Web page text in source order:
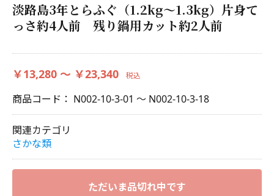
淡路島3年とらふぐ（1.2kg～1.3kg）片身て
っさ約4人前 残り鍋用カット約2人前
￥13,280 ～ ￥23,340 税込
商品コード： N002-10-3-01 ～ N002-10-3-18
関連カテゴリ
さかな類
ただいま品切れ中です